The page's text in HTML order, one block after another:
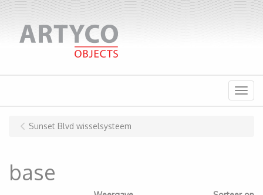
Menu
Sunset Blvd wisselsysteem
base